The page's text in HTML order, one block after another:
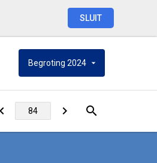
SLUIT
Begroting 2024